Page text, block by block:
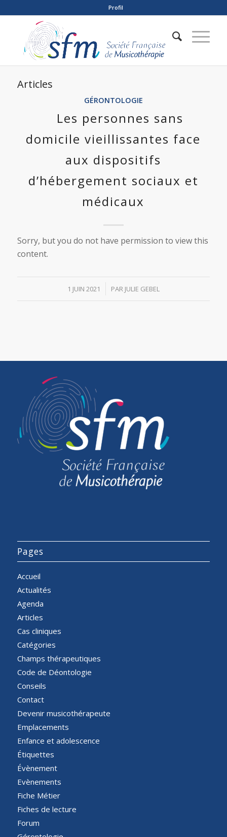
Profil
Articles
GÉRONTOLOGIE
Les personnes sans
domicile vieillissantes face
aux dispositifs
d’hébergement sociaux et
médicaux
Sorry, but you do not have permission to view this
content.
1 JUIN 2021
/ PAR JULIE GEBEL
Pages
Accueil
Actualités
Agenda
Articles
Cas cliniques
Catégories
Champs thérapeutiques
Code de Déontologie
Conseils
Contact
Devenir musicothérapeute
Emplacements
Enfance et adolescence
Étiquettes
Évènement
Evènements
Fiche Métier
Fiches de lecture
Forum